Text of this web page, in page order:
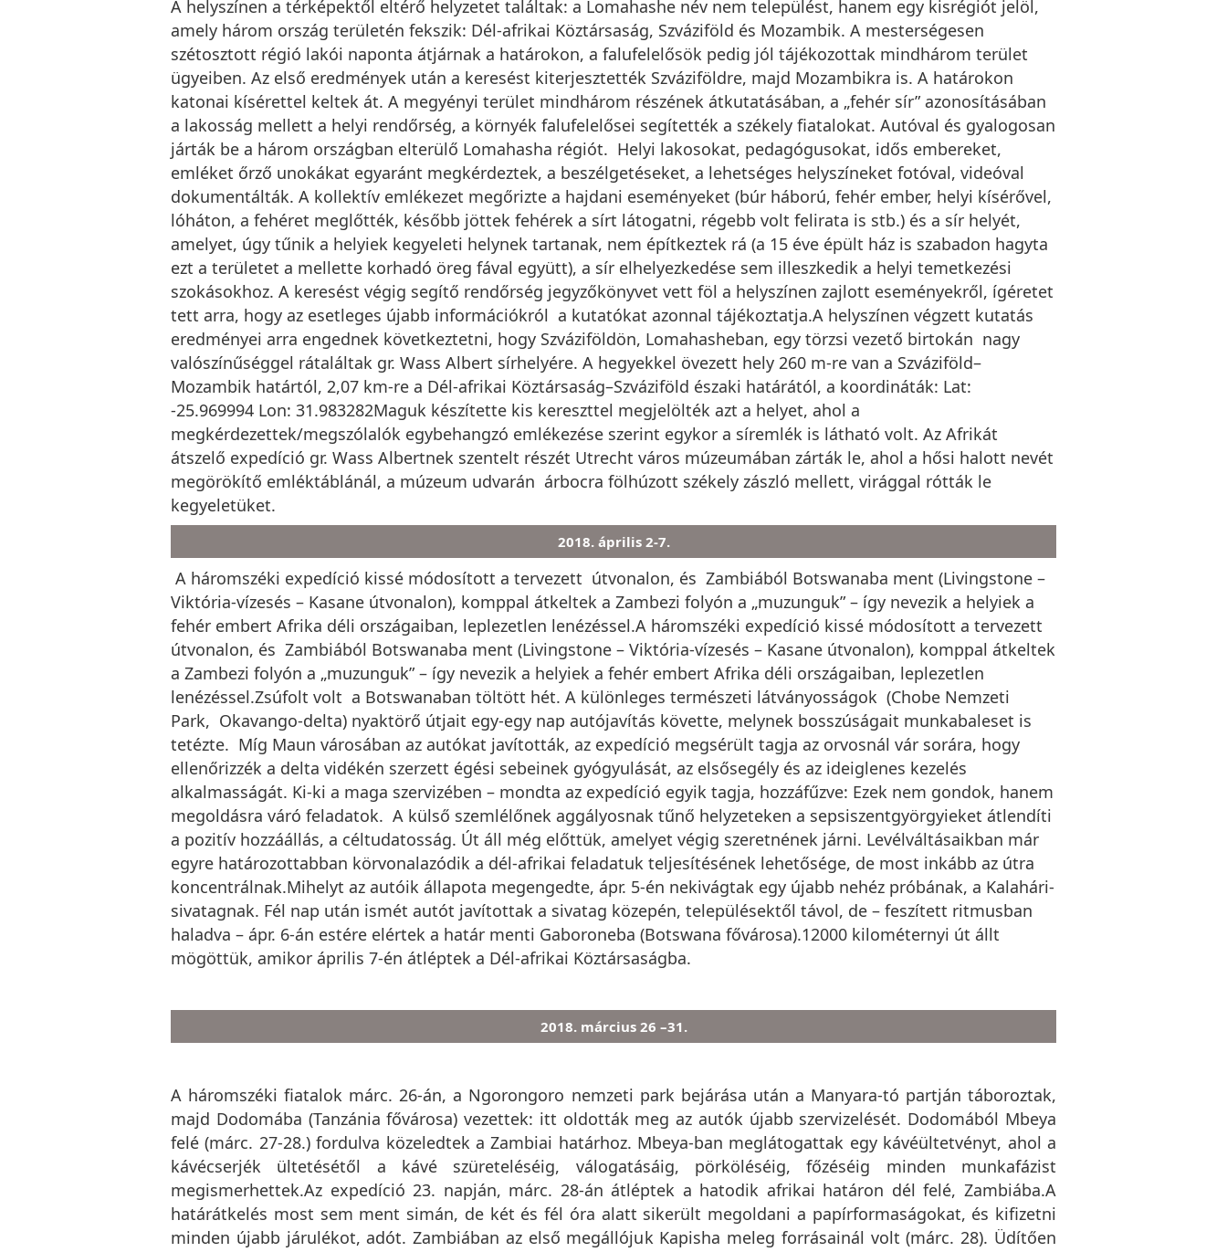
A helyszínen a térképektől eltérő helyzetet találtak: a Lomahashe név nem települést, hanem egy kisrégiót jelöl,
amely három ország területén fekszik: Dél-afrikai Köztársaság, Szváziföld és Mozambik. A mesterségesen
szétosztott régió lakói naponta átjárnak a határokon, a falufelelősök pedig jól tájékozottak mindhárom terület
ügyeiben. Az első eredmények után a keresést kiterjesztették Szváziföldre, majd Mozambikra is. A határokon
katonai kísérettel keltek át. A megyényi terület mindhárom részének átkutatásában, a „fehér sír” azonosításában
a lakosság mellett a helyi rendőrség, a környék falufelelősei segítették a székely fiatalokat. Autóval és gyalogosan
járták be a három országban elterülő Lomahasha régiót. Helyi lakosokat, pedagógusokat, idős embereket,
emléket őrző unokákat egyaránt megkérdeztek, a beszélgetéseket, a lehetséges helyszíneket fotóval, videóval
dokumentálták. A kollektív emlékezet megőrizte a hajdani eseményeket (búr háború, fehér ember, helyi kísérővel,
lóháton, a fehéret meglőtték, később jöttek fehérek a sírt látogatni, régebb volt felirata is stb.) és a sír helyét,
amelyet, úgy tűnik a helyiek kegyeleti helynek tartanak, nem építkeztek rá (a 15 éve épült ház is szabadon hagyta
ezt a területet a mellette korhadó öreg fával együtt), a sír elhelyezkedése sem illeszkedik a helyi temetkezési
szokásokhoz. A keresést végig segítő rendőrség jegyzőkönyvet vett föl a helyszínen zajlott eseményekről, ígéretet
tett arra, hogy az esetleges újabb információkról a kutatókat azonnal tájékoztatja.A helyszínen végzett kutatás
eredményei arra engednek következtetni, hogy Szváziföldön, Lomahasheban, egy törzsi vezető birtokán nagy
valószínűséggel rátaláltak gr. Wass Albert sírhelyére. A hegyekkel övezett hely 260 m-re van a Szváziföld–
Mozambik határtól, 2,07 km-re a Dél-afrikai Köztársaság–Szváziföld északi határától, a koordináták: Lat:
-25.969994 Lon: 31.983282Maguk készítette kis kereszttel megjelölték azt a helyet, ahol a
megkérdezettek/megszólalók egybehangzó emlékezése szerint egykor a síremlék is látható volt. Az Afrikát
átszelő expedíció gr. Wass Albertnek szentelt részét Utrecht város múzeumában zárták le, ahol a hősi halott nevét
megörökítő emléktáblánál, a múzeum udvarán árbocra fölhúzott székely zászló mellett, virággal rótták le
kegyeletüket.
2018. április 2-7.
A háromszéki expedíció kissé módosított a tervezett útvonalon, és Zambiából Botswanaba ment (Livingstone –
Viktória-vízesés – Kasane útvonalon), komppal átkeltek a Zambezi folyón a „muzunguk” – így nevezik a helyiek a
fehér embert Afrika déli országaiban, leplezetlen lenézéssel.A háromszéki expedíció kissé módosított a tervezett
útvonalon, és Zambiából Botswanaba ment (Livingstone – Viktória-vízesés – Kasane útvonalon), komppal átkeltek
a Zambezi folyón a „muzunguk” – így nevezik a helyiek a fehér embert Afrika déli országaiban, leplezetlen
lenézéssel.Zsúfolt volt a Botswanaban töltött hét. A különleges természeti látványosságok (Chobe Nemzeti
Park, Okavango-delta) nyaktörő útjait egy-egy nap autójavítás követte, melynek bosszúságait munkabaleset is
tetézte. Míg Maun városában az autókat javították, az expedíció megsérült tagja az orvosnál vár sorára, hogy
ellenőrizzék a delta vidékén szerzett égési sebeinek gyógyulását, az elsősegély és az ideiglenes kezelés
alkalmasságát. Ki-ki a maga szervizében – mondta az expedíció egyik tagja, hozzáfűzve: Ezek nem gondok, hanem
megoldásra váró feladatok. A külső szemlélőnek aggályosnak tűnő helyzeteken a sepsiszentgyörgyieket átlendíti
a pozitív hozzáállás, a céltudatosság. Út áll még előttük, amelyet végig szeretnének járni. Levélváltásaikban már
egyre határozottabban körvonalazódik a dél-afrikai feladatuk teljesítésének lehetősége, de most inkább az útra
koncentrálnak.Mihelyt az autóik állapota megengedte, ápr. 5-én nekivágtak egy újabb nehéz próbának, a Kalahári-
sivatagnak. Fél nap után ismét autót javítottak a sivatag közepén, településektől távol, de – feszített ritmusban
haladva – ápr. 6-án estére elértek a határ menti Gaboroneba (Botswana fővárosa).12000 kilométernyi út állt
mögöttük, amikor április 7-én átléptek a Dél-afrikai Köztársaságba.
2018. március 26 –31.
A háromszéki fiatalok márc. 26-án, a Ngorongoro nemzeti park bejárása után a Manyara-tó partján táboroztak,
majd Dodomába (Tanzánia fővárosa) vezettek: itt oldották meg az autók újabb szervizelését. Dodomából Mbeya
felé (márc. 27-28.) fordulva közeledtek a Zambiai határhoz. Mbeya-ban meglátogattak egy kávéültetvényt, ahol a
kávécserjék ültetésétől a kávé szüreteléséig, válogatásáig, pörköléséig, főzéséig minden munkafázist
megismerhettek.Az expedíció 23. napján, márc. 28-án átléptek a hatodik afrikai határon dél felé, Zambiába.A
határátkelés most sem ment simán, de két és fél óra alatt sikerült megoldani a papírformaságokat, és kifizetni
minden újabb járulékot, adót. Zambiában az első megállójuk Kapisha meleg forrásainál volt (márc. 28). Üdítően